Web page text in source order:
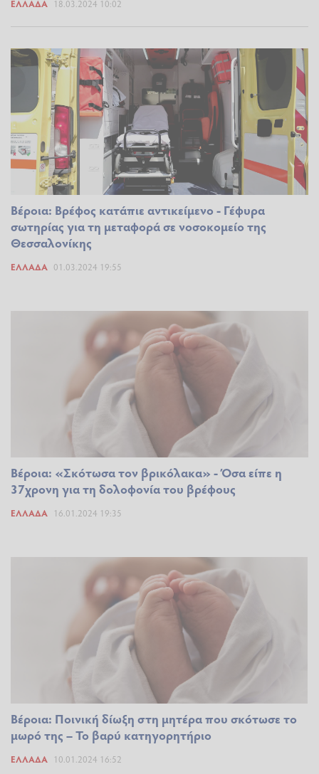
ΕΛΛΆΔΑ 18.03.2024 10:02
Βέροια: Βρέφος κατάπιε αντικείμενο - Γέφυρα
σωτηρίας για τη μεταφορά σε νοσοκομείο της
Θεσσαλονίκης
ΕΛΛΆΔΑ 01.03.2024 19:55
Βέροια: «Σκότωσα τον βρικόλακα» - Όσα είπε η
37χρονη για τη δολοφονία του βρέφους
ΕΛΛΆΔΑ 16.01.2024 19:35
Βέροια: Ποινική δίωξη στη μητέρα που σκότωσε το
μωρό της – Το βαρύ κατηγορητήριο
ΕΛΛΆΔΑ 10.01.2024 16:52